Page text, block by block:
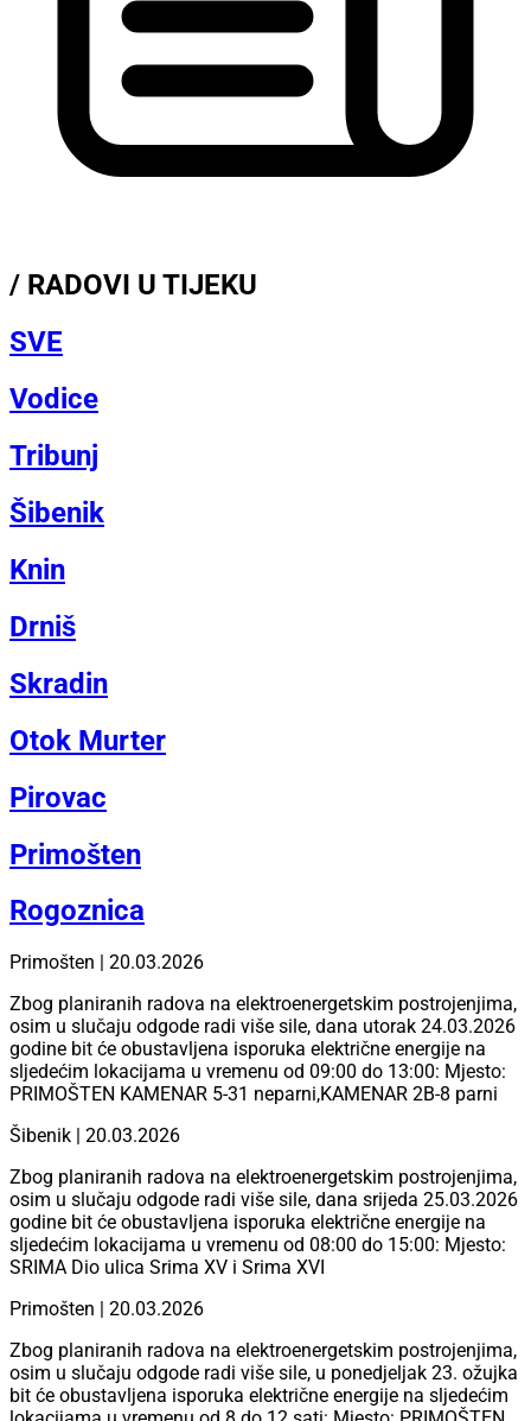
/ RADOVI U TIJEKU
SVE
Vodice
Tribunj
Šibenik
Knin
Drniš
Skradin
Otok Murter
Pirovac
Primošten
Rogoznica
Primošten | 20.03.2026
Zbog planiranih radova na elektroenergetskim postrojenjima,
osim u slučaju odgode radi više sile, dana utorak 24.03.2026
godine bit će obustavljena isporuka električne energije na
sljedećim lokacijama u vremenu od 09:00 do 13:00: Mjesto:
PRIMOŠTEN KAMENAR 5-31 neparni,KAMENAR 2B-8 parni
Šibenik | 20.03.2026
Zbog planiranih radova na elektroenergetskim postrojenjima,
osim u slučaju odgode radi više sile, dana srijeda 25.03.2026
godine bit će obustavljena isporuka električne energije na
sljedećim lokacijama u vremenu od 08:00 do 15:00: Mjesto:
SRIMA Dio ulica Srima XV i Srima XVI
Primošten | 20.03.2026
Zbog planiranih radova na elektroenergetskim postrojenjima,
osim u slučaju odgode radi više sile, u ponedjeljak 23. ožujka
bit će obustavljena isporuka električne energije na sljedećim